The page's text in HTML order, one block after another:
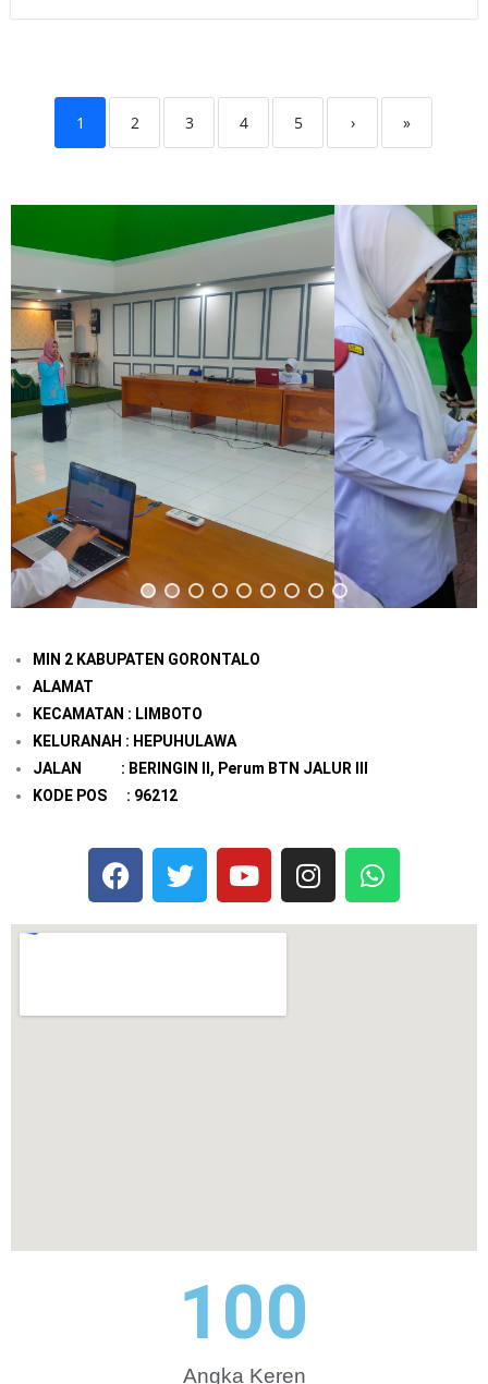
1 2 3 4 5 › »
MIN 2 KABUPATEN GORONTALO
ALAMAT
KECAMATAN : LIMBOTO
KELURANAH : HEPUHULAWA
JALAN : BERINGIN II, Perum BTN JALUR III
KODE POS : 96212
Angka Keren
100